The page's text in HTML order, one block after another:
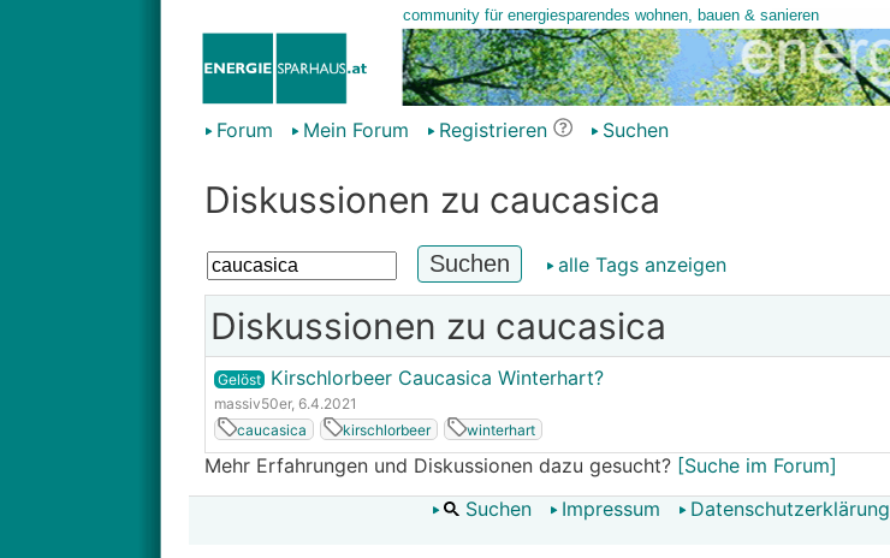
Forum Mein Forum Registrieren Suchen
Diskussionen zu caucasica
alle Tags anzeigen
Diskussionen zu caucasica
Gelöst Kirschlorbeer Caucasica Winterhart?
massiv50er, 6.4.2021
caucasica
kirschlorbeer winterhart
Mehr Erfahrungen und Diskussionen dazu gesucht? [Suche im Forum]
Suchen
Impressum Datenschutzerklärung